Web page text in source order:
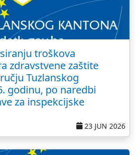
troškova
zdravstvene zaštite
Tuzlanskog
godinu, po naredbi
za inspekcijske
23 JUN 2026